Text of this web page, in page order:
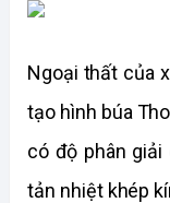
Ngoại thất của
tạo hình búa
có độ phân giải
tản nhiệt khép